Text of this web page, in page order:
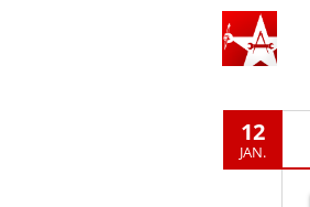
12
JAN.